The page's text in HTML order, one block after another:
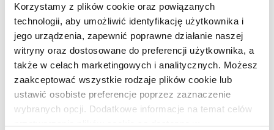
Korzystamy z plików cookie oraz powiązanych
technologii, aby umożliwić identyfikację użytkownika i
jego urządzenia, zapewnić poprawne działanie naszej
witryny oraz dostosowane do preferencji użytkownika, a
także w celach marketingowych i analitycznych. Możesz
zaakceptować wszystkie rodzaje plików cookie lub
ustawić osobiste preferencje poprzez zaznaczenie
wybranych opcji. Dodatkowe informacje na temat celów
przetwarzania plików cookie są dostępne w
Region ZACHÓD Region WSCHÓD Region POŁUDNIE
Zapraszamy do
kontaktu!